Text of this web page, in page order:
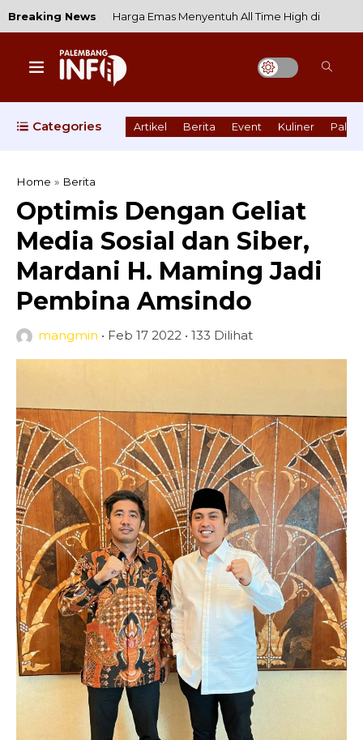
Breaking News Harga Emas Menyentuh All Time High di
Harga Emas?
Wujud Kepedulian, Nandriani Octarina
Salurkan 10 Ton Beras dan Kurma untuk
Warga Palembang
2 Bulan Lagi Tarif PDAM Tirta Musi Bakal
Naik, Cek Berapa Kenaikannya
Harumkan Nama Sumsel Di Kancah Nasional
Categories Artikel Berita Event Kuliner
Home » Berita
Optimis Dengan Geliat
Media Sosial dan Siber,
Mardani H. Maming Jadi
Pembina Amsindo
mangmin • Feb 17 2022 • 133 Dilihat